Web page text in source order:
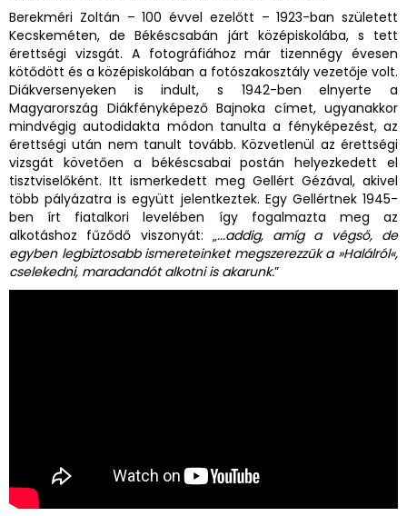
Berekméri Zoltán – 100 évvel ezelőtt – 1923-ban született
Kecskeméten, de Békéscsabán járt középiskolába, s tett
érettségi vizsgát. A fotográfiához már tizennégy évesen
kötődött és a középiskolában a fotószakosztály vezetője volt.
Diákversenyeken is indult, s 1942-ben elnyerte a
Magyarország Diákfényképező Bajnoka címet, ugyanakkor
mindvégig autodidakta módon tanulta a fényképezést, az
érettségi után nem tanult tovább. Közvetlenül az érettségi
vizsgát követően a békéscsabai postán helyezkedett el
tisztviselőként. Itt ismerkedett meg Gellért Gézával, akivel
több pályázatra is együtt jelentkeztek. Egy Gellértnek 1945-
ben írt fiatalkori levelében így fogalmazta meg az
alkotáshoz fűződő viszonyát: „...addig, amíg a végső, de
egyben legbiztosabb ismereteinket megszerezzük a »Halálról«,
cselekedni, maradandót alkotni is akarunk.”